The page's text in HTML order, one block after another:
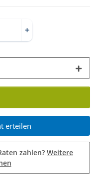
erteilen
zahlen? Weitere